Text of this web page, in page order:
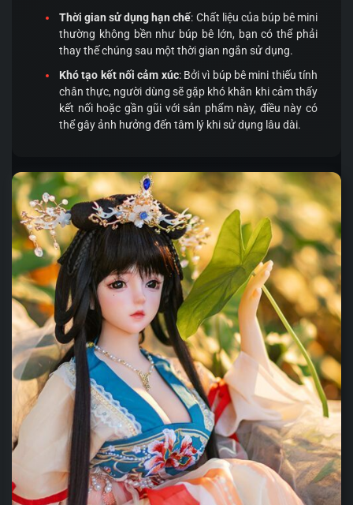
Thời gian sử dụng hạn chế: Chất liệu của búp bê mini
thường không bền như búp bê lớn, bạn có thể phải
thay thế chúng sau một thời gian ngắn sử dụng.
Khó tạo kết nối cảm xúc: Bởi vì búp bê mini thiếu tính
chân thực, người dùng sẽ gặp khó khăn khi cảm thấy
kết nối hoặc gần gũi với sản phẩm này, điều này có
thể gây ảnh hưởng đến tâm lý khi sử dụng lâu dài.